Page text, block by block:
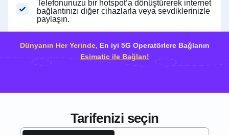
Telefonunuzu bir hotspot’a dönüştürerek internet
bağlantınızı diğer cihazlarla veya sevdiklerinizle
paylaşın.
Dünyanın Her Yerinde, En iyi 5G Operatörlere Bağlanın
Esimatic ile Bağlan!
Tarifenizi seçin